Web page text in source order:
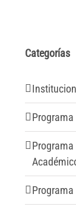
Categorías
Programa